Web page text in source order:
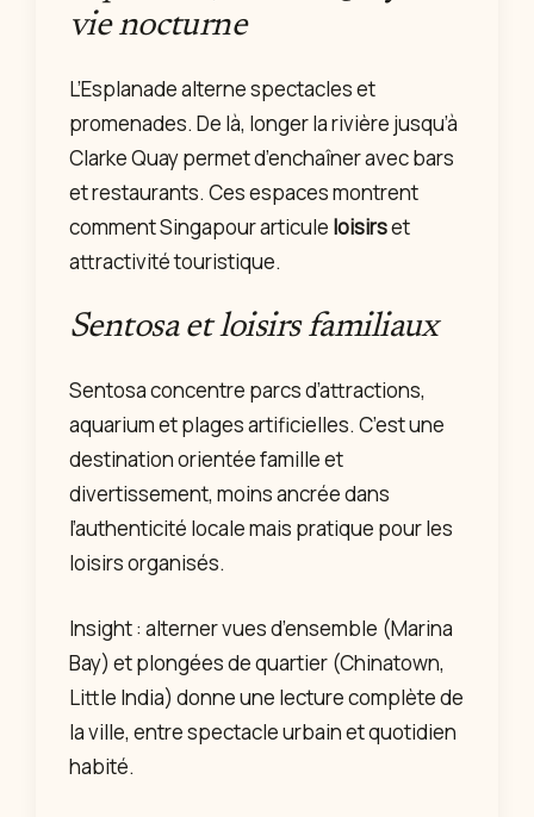
vie nocturne
L’Esplanade alterne spectacles et
promenades. De là, longer la rivière jusqu’à
Clarke Quay permet d’enchaîner avec bars
et restaurants. Ces espaces montrent
comment Singapour articule loisirset
attractivité touristique.
Sentosa et loisirs familiaux
Sentosa concentre parcs d’attractions,
aquarium et plages artificielles. C’est une
destination orientée famille et
divertissement, moins ancrée dans
l’authenticité locale mais pratique pour les
loisirs organisés.
Insight : alterner vues d’ensemble (Marina
Bay) et plongées de quartier (Chinatown,
Little India) donne une lecture complète de
la ville, entre spectacle urbain et quotidien
habité.